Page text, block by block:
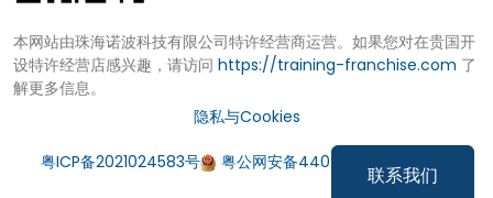
联系我们
本网站由珠海诺波科技有限公司特许经营商运营。如果您对在贵国开
设特许经营店感兴趣，请访问 https://training-franchise.com 了
解更多信息。
隐私与Cookies
粤ICP备2021024583号 粤公网安备44049002000972号